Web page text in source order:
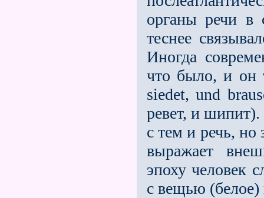
органы речи в
теснее
Иногда
что было, и он
siedet, und
ревeт, и
с тем и речь, но
выражает
эпоху человек
с вещью